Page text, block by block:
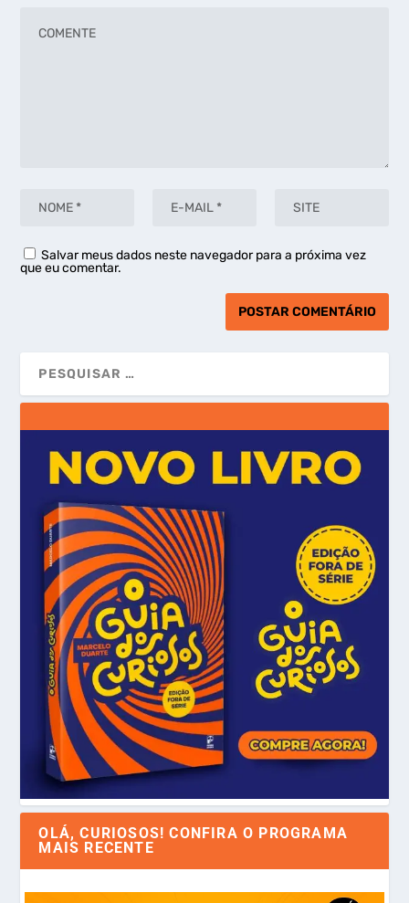
Salvar meus dados neste navegador para a próxima vez
que eu comentar.
OLÁ, CURIOSOS! CONFIRA O PROGRAMA
MAIS RECENTE